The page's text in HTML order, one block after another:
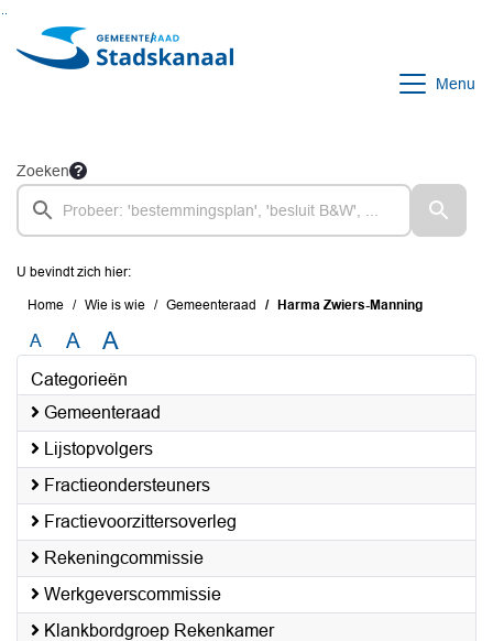
Ga naar de inhoud van deze pagina
Ga naar het zoeken
Ga naar het menu
Menu
Zoeken
U bevindt zich hier:
Home Wie is wie Gemeenteraad Harma Zwiers-Manning
A A A
Categorieën
Gemeenteraad
Lijstopvolgers
Fractieondersteuners
Fractievoorzittersoverleg
Rekeningcommissie
Werkgeverscommissie
Klankbordgroep Rekenkamer